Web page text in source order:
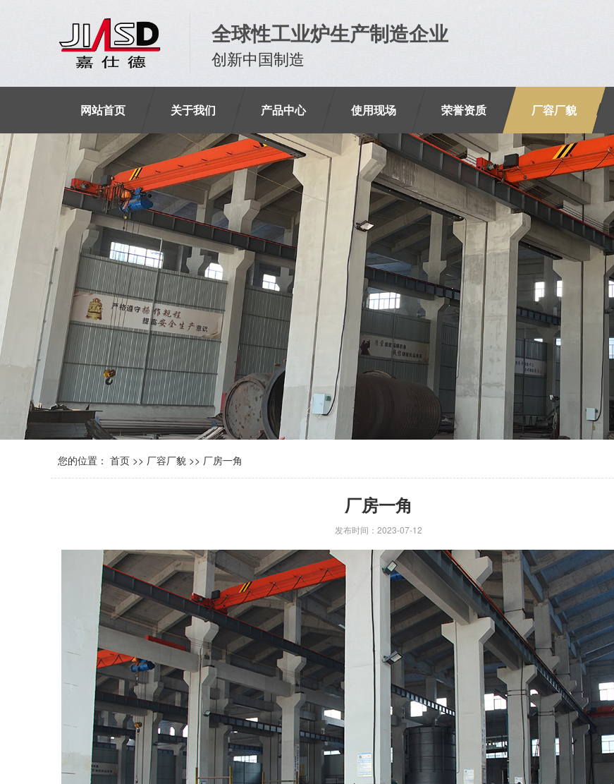
全球性工业炉生产制造企业
创新中国制造
网站首页 关于我们 产品中心 使用现场 荣誉资质 厂容厂貌
您的位置： 首页 >> 厂容厂貌 >> 厂房一角
厂房一角
发布时间：2023-07-12